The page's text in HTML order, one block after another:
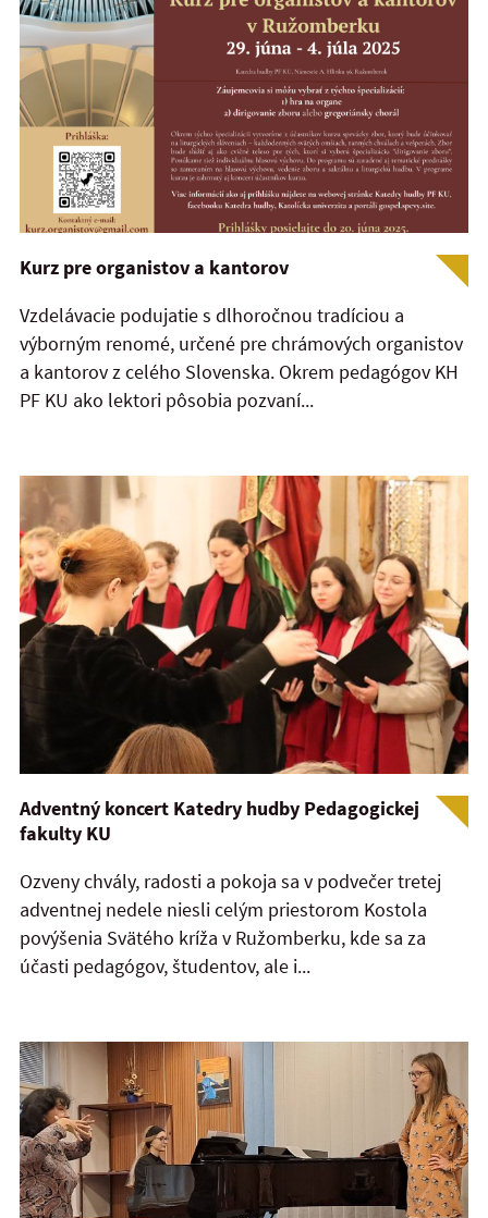
Kurz pre organistov a kantorov
Vzdelávacie podujatie s dlhoročnou tradíciou a
výborným renomé, určené pre chrámových organistov
a kantorov z celého Slovenska. Okrem pedagógov KH
PF KU ako lektori pôsobia pozvaní...
Adventný koncert Katedry hudby Pedagogickej
fakulty KU
Ozveny chvály, radosti a pokoja sa v podvečer tretej
adventnej nedele niesli celým priestorom Kostola
povýšenia Svätého kríža v Ružomberku, kde sa za
účasti pedagógov, študentov, ale i...